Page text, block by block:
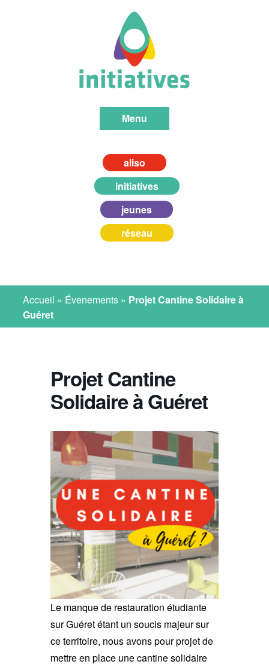
Menu
aliso
initiatives
jeunes
réseau
Accueil » Évenements » Projet Cantine Solidaire à
Guéret
Projet Cantine
Solidaire à Guéret
Le manque de restauration étudiante
sur Guéret étant un soucis majeur sur
ce territoire, nous avons pour projet de
mettre en place une cantine solidaire